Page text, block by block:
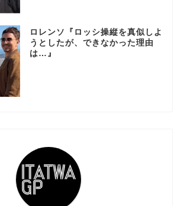
ロレンソ『ロッシ操縦を真似しよ
うとしたが、できなかった理由
は…』